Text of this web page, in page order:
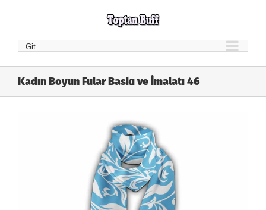
Git...
Kadın Boyun Fular Baskı ve İmalatı 46